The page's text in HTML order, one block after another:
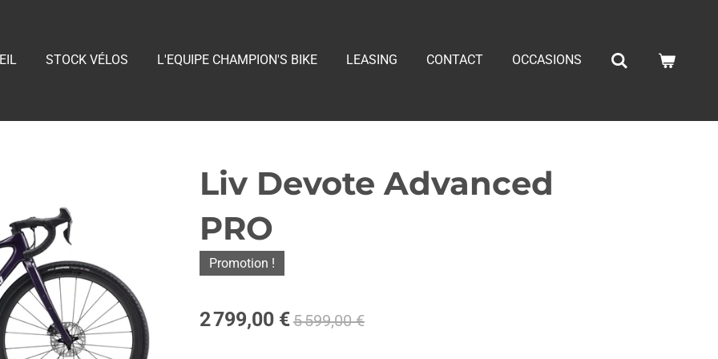
STOCK VÉLOS L'EQUIPE CHAMPION'S BIKE LEASING CONTACT OCCASIONS
Liv Devote Advanced
PRO
Promotion !
2 799,00 €5 599,00 €